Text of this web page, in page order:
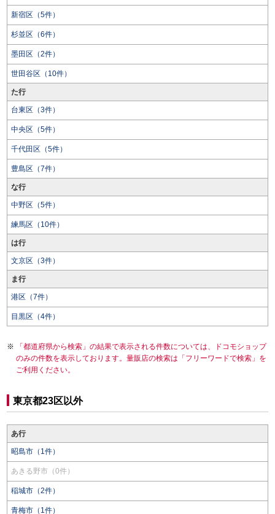
新宿区（5件）
杉並区（6件）
墨田区（2件）
世田谷区（10件）
た行
台東区（3件）
中央区（5件）
千代田区（5件）
豊島区（7件）
な行
中野区（5件）
練馬区（10件）
は行
文京区（3件）
ま行
港区（7件）
目黒区（4件）
「都道府県から検索」の結果で表示される件数については、ドコモショップ
のみの件数を表示しております。量販店の検索は「フリーワードで検索」を
ご利用ください。
東京都23区以外
あ行
昭島市（1件）
あきる野市（0件）
稲城市（2件）
青梅市（1件）